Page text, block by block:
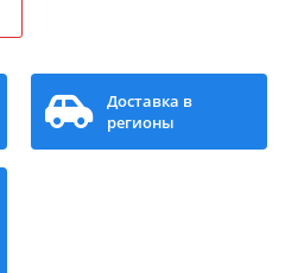
Доставка в
регионы